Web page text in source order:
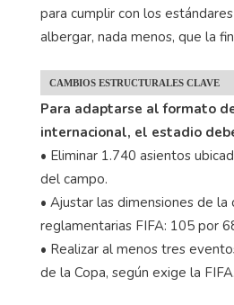
para cumplir con los
albergar, nada menos, que la
CAMBIOS ESTRUCTURALES CLAVE
Para adaptarse al formato
internacional, el estadio
• Eliminar 1.740 asientos
del campo.
• Ajustar las dimensiones de la
reglamentarias FIFA: 105 por
• Realizar al menos tres
de la Copa, según exige la FIFA.